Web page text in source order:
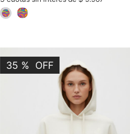
selected
35 % OFF